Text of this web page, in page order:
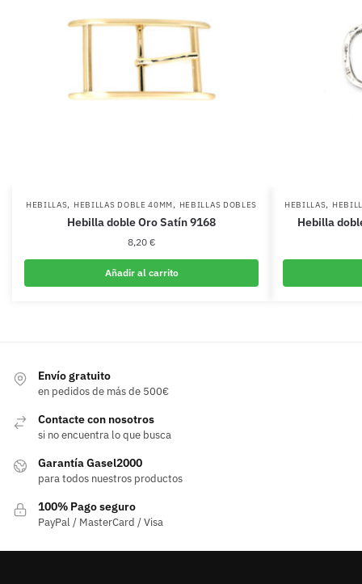
HEBILLAS, HEBILLAS DOBLE 40MM, HEBILLAS DOBLES
Hebilla doble Oro Satín 9168
8,20 €
Añadir al carrito
HEBILLAS,
Hebilla
Envío gratuito
en pedidos de más de 500€
Contacte con nosotros
si no encuentra lo que busca
Garantía Gasel2000
para todos nuestros productos
100% Pago seguro
PayPal / MasterCard / Visa